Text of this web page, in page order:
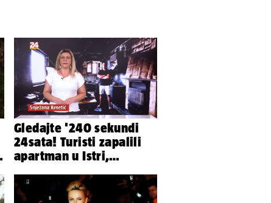
Gledajte '240 sekundi
24sata! Turisti zapalili
apartman u Istri,
završena'